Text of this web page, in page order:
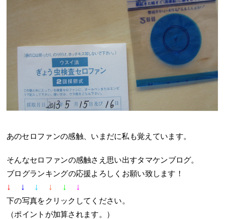
あのセロファンの感触、いまだに私も覚えています。
そんなセロファンの感触さえ思い出すタマケンブログ。
ブログランキングの応援よろしくお願い致します！
↓ ↓ ↓ ↓ ↓ ↓
下の写真をクリックしてください。
（ポイントが加算されます。）